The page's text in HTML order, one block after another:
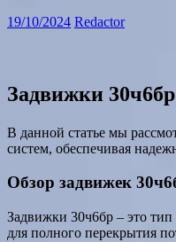
19/10/2024 Redactor
Задвижки
В данной статье мы
систем, обеспечивая
Обзор задвижек
Задвижки 30ч6бр – это
для полного перекрытия